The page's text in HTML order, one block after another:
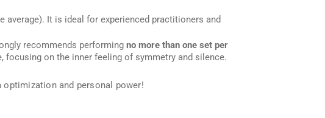
It is ideal for experienced practitioners and
recommends performing no more than one set per
on the inner feeling of symmetry and silence.
optimization and personal power!